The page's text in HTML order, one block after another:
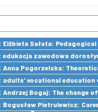
Elżbieta Sałata:
edukacja zawodowa
Anna Pogorzelska:
adults’ vocational education
Andrzej Bogaj: The change
Bogusław Pietrulewicz: